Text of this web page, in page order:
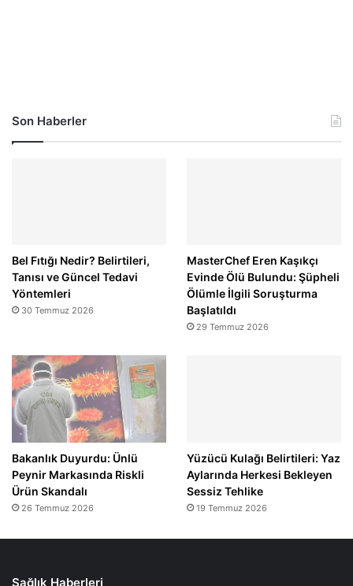
Son Haberler
Bel Fıtığı Nedir? Belirtileri,
Tanısı ve Güncel Tedavi
Yöntemleri
30 Temmuz 2026
MasterChef Eren Kaşıkçı
Evinde Ölü Bulundu: Şüpheli
Ölümle İlgili Soruşturma
Başlatıldı
29 Temmuz 2026
Bakanlık Duyurdu: Ünlü
Peynir Markasında Riskli
Ürün Skandalı
26 Temmuz 2026
Yüzücü Kulağı Belirtileri: Yaz
Aylarında Herkesi Bekleyen
Sessiz Tehlike
19 Temmuz 2026
Sağlık Haberleri